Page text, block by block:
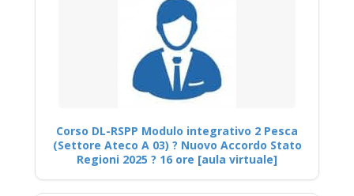
Corso DL-RSPP Modulo integrativo 2 Pesca
(Settore Ateco A 03) ? Nuovo Accordo Stato
Regioni 2025 ? 16 ore [aula virtuale]